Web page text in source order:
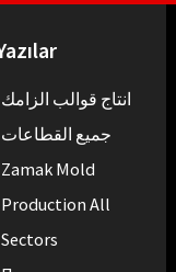
انتاج قوالب الزامك
جميع القطاعات
Zamak Mold
Production All
Sectors